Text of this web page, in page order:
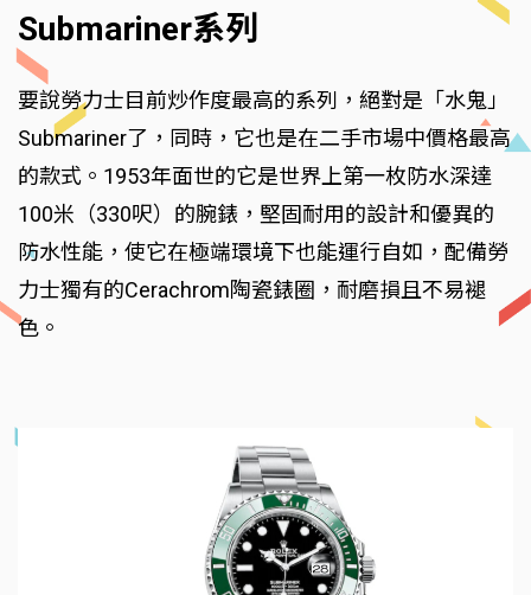
Submariner系列
要說勞力士目前炒作度最高的系列，絕對是「水鬼」
Submariner了，同時，它也是在二手市場中價格最高
的款式。1953年面世的它是世界上第一枚防水深達
100米（330呎）的腕錶，堅固耐用的設計和優異的
防水性能，使它在極端環境下也能運行自如，配備勞
力士獨有的Cerachrom陶瓷錶圈，耐磨損且不易褪
色。